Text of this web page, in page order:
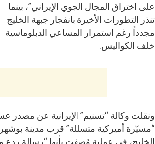
على اختراق المجال الجوي الإيراني”، بينما
تنذر التطورات الأخيرة بانفجار جبهة الخليج
مجدداً رغم استمرار المساعي الدبلوماسية
خلف الكواليس.
ونقلت وكالة “تسنيم” الإيرانية عن مصدر
“مسيّرة أميركية متسللة” قرب مدينة
الخليج، في عملية وُصفت بأنها “رسالة